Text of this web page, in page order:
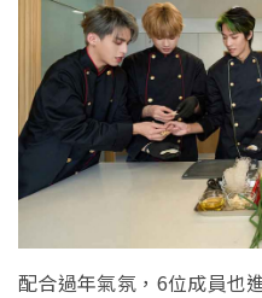
配合過年氣氛，6位成員也